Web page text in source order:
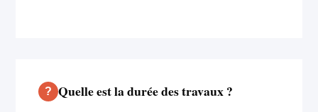
Quelle est la durée des travaux ?